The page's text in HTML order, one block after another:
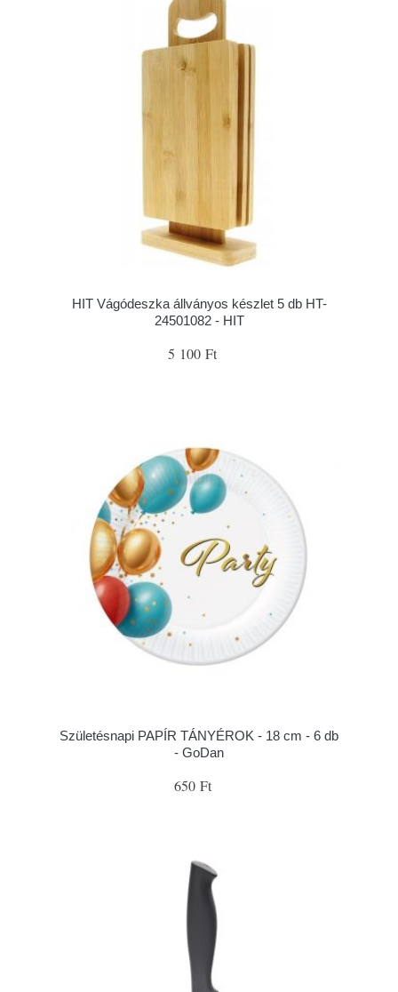
HIT Vágódeszka állványos készlet 5 db HT-
24501082 - HIT
5 100 Ft
Születésnapi PAPÍR TÁNYÉROK - 18 cm - 6 db
- GoDan
650 Ft